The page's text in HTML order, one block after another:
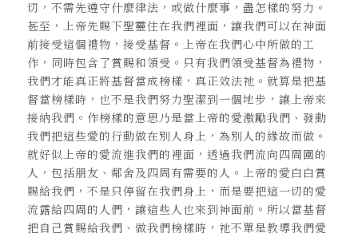
切，不需先遵守什麼律法，或做什麼事，盡怎樣的努力。
甚至，上帝先賜下聖靈住在我們裡面，讓我們可以在神面
前接受這個禮物，接受基督。上帝在我們心中所做的工
作，同時包含了賞賜和領受。只有我們領受基督為禮物，
我們才能真正將基督當成榜樣，真正效法祂。就算是把基
督當榜樣時，也不是我們努力聖潔到一個地步，讓上帝來
接納我們。作榜樣的意思乃是當上帝的愛激勵我們、發動
我們把這些愛的行動做在別人身上，為別人的緣故而做。
就好似上帝的愛流進我們的裡面，透過我們流向四周圍的
人，包括朋友、鄰舍及四周有需要的人。上帝的愛白白賞
賜給我們，不是只停留在我們身上，而是要把這一切的愛
流露給四周的人們，讓這些人也來到神面前。所以當基督
把自己賞賜給我們、做我們榜樣時，祂不單是教導我們愛